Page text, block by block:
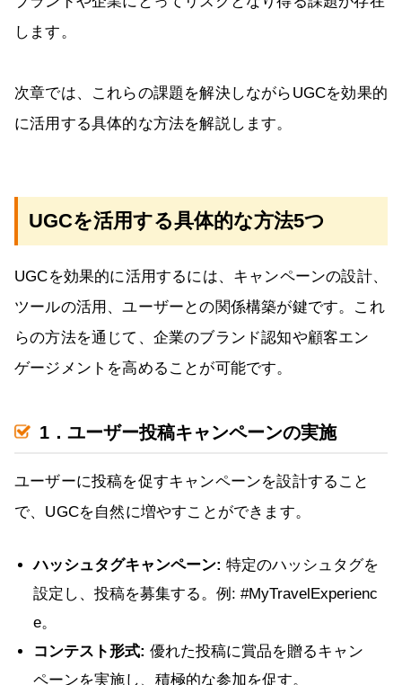
します。
次章では、これらの課題を解決しながらUGCを効果的
に活用する具体的な方法を解説します。
UGCを活用する具体的な方法5つ
UGCを効果的に活用するには、キャンペーンの設計、
ツールの活用、ユーザーとの関係構築が鍵です。これ
らの方法を通じて、企業のブランド認知や顧客エン
ゲージメントを高めることが可能です。
1．ユーザー投稿キャンペーンの実施
ユーザーに投稿を促すキャンペーンを設計すること
で、UGCを自然に増やすことができます。
ハッシュタグキャンペーン: 特定のハッシュタグを
設定し、投稿を募集する。例: #MyTravelExperienc
e。
コンテスト形式: 優れた投稿に賞品を贈るキャン
ペーンを実施し、積極的な参加を促す。